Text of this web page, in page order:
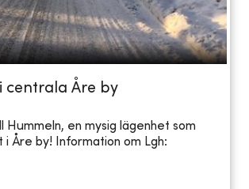
centrala Åre by
Hummeln, en mysig lägenhet som
Åre by! Information om Lgh: